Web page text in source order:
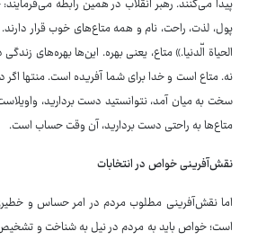
پیدا می‌کنند. رهبر انقلاب در همین رابطه
پول، لذت، راحت، نام و همه متاع‌های خوب قرار
الحیاة الّدنیا.» متاع، یعنی بهره. این‌ها بهره‌های
نه. متاع است و خدا برای شما آفریده است. منتها
سخت به میان آمد، نتوانستید دست بردارید،
متاع‌ها به راحتی دست بردارید، آن وقت حساب است.
نقش‌آفرینی خواص در انتخابات
اما نقش‌آفرینی مطلوب مردم در امر حساس و
است؛ خواص باید به مردم در نیل به شناخت و